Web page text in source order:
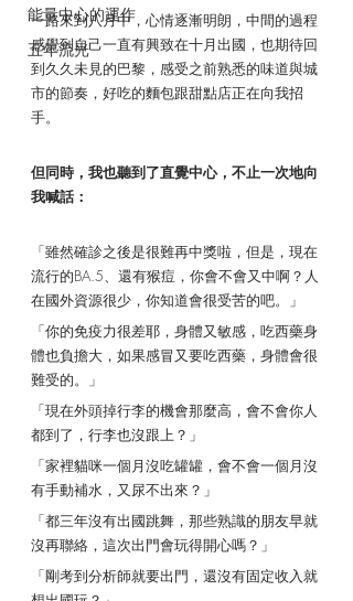
能量中心的運作
五年流光
一路來到八月中，心情逐漸明朗，中間的過程
感覺到自己一直有興致在十月出國，也期待回
到久久未見的巴黎，感受之前熟悉的味道與城
市的節奏，好吃的麵包跟甜點店正在向我招
手。
但同時，我也聽到了直覺中心，不止一次地向
我喊話：
「雖然確診之後是很難再中獎啦，但是，現在
流行的BA.5、還有猴痘，你會不會又中啊？人
在國外資源很少，你知道會很受苦的吧。」
「你的免疫力很差耶，身體又敏感，吃西藥身
體也負擔大，如果感冒又要吃西藥，身體會很
難受的。」
「現在外頭掉行李的機會那麼高，會不會你人
都到了，行李也沒跟上？」
「家裡貓咪一個月沒吃罐罐，會不會一個月沒
有手動補水，又尿不出來？」
「都三年沒有出國跳舞，那些熟識的朋友早就
沒再聯絡，這次出門會玩得開心嗎？」
「剛考到分析師就要出門，還沒有固定收入就